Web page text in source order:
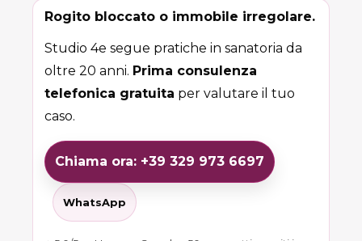
Rogito bloccato o immobile irregolare.
Studio 4e segue pratiche in sanatoria da
oltre 20 anni. Prima consulenza
telefonica gratuita per valutare il tuo
caso.
Chiama ora: +39 329 973 6697
WhatsApp